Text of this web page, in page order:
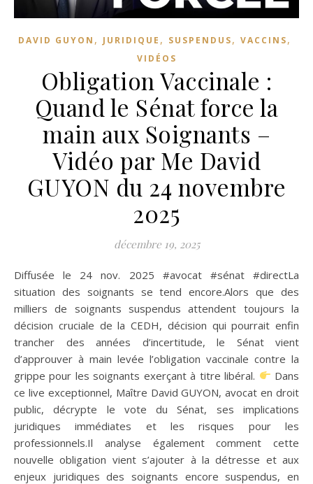
DAVID GUYON , JURIDIQUE , SUSPENDUS, VACCINS,
VIDÉOS
Obligation Vaccinale :
Quand le Sénat force la
main aux Soignants –
Vidéo par Me David
GUYON du 24 novembre
2025
décembre 19, 2025
Diffusée le 24 nov. 2025 #avocat #sénat #directLa
situation des soignants se tend encore.Alors que des
milliers de soignants suspendus attendent toujours la
décision cruciale de la CEDH, décision qui pourrait enfin
trancher des années d’incertitude, le Sénat vient
d’approuver à main levée l’obligation vaccinale contre la
grippe pour les soignants exerçant à titre libéral.
Dans
ce live exceptionnel, Maître David GUYON, avocat en droit
public, décrypte le vote du Sénat, ses implications
juridiques immédiates et les risques pour les
professionnels.Il analyse également comment cette
nouvelle obligation vient s’ajouter à la détresse et aux
enjeux juridiques des soignants encore suspendus, en